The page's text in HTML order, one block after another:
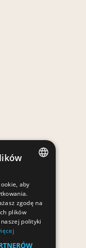
POLISH
aby
zgodę na
plików
polityki